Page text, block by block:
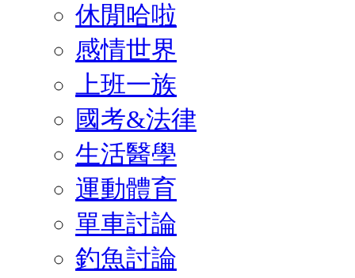
休閒哈啦
感情世界
上班一族
國考&法律
生活醫學
運動體育
單車討論
釣魚討論